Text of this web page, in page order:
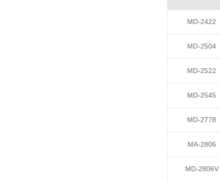
MD-2422
MD-2504
MD-2522
MD-2545
MD-2778
MA-2806
MD-2806V